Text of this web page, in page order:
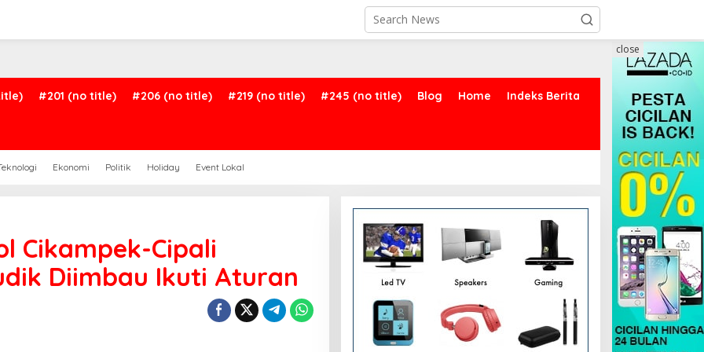
#201 (no title) #206 (no title) #219 (no title) #245 (no title) Blog Home Indeks Berita
Ekonomi Politik Holiday Event Lokal
close
Cikampek-Cipali
Diimbau Ikuti Aturan